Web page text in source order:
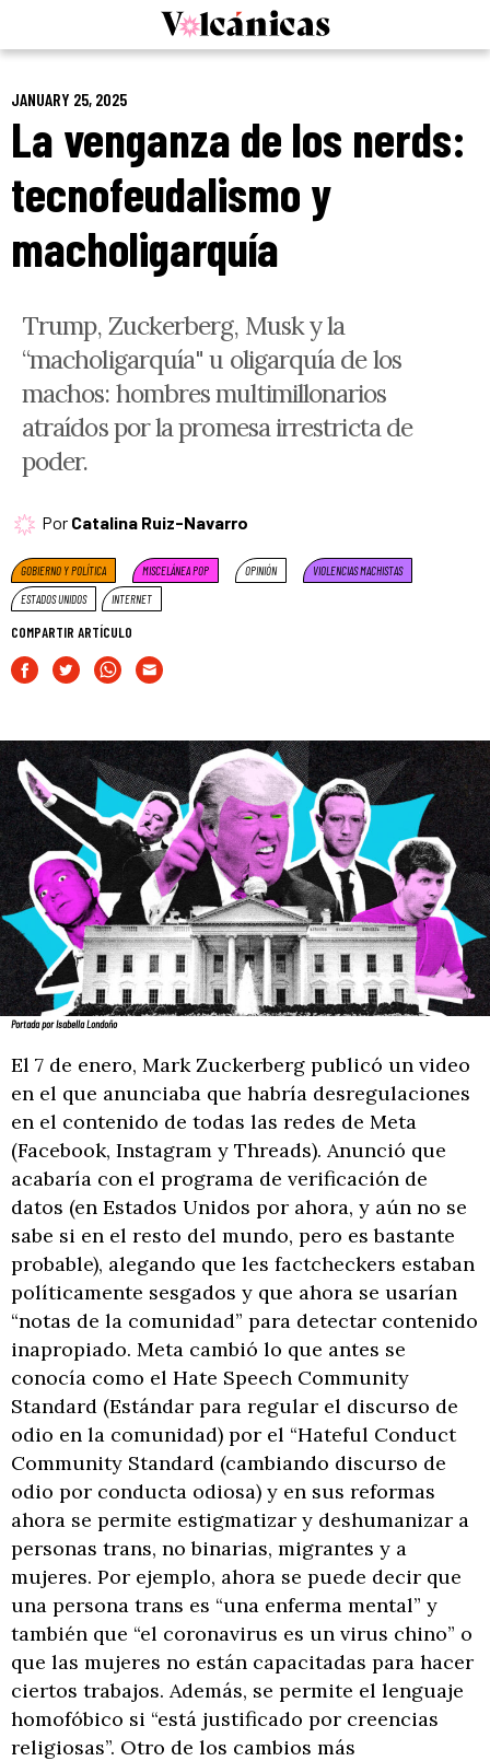
JANUARY 25, 2025
La venganza de los nerds:
tecnofeudalismo y
macholigarquía
Trump, Zuckerberg, Musk y la
“macholigarquía" u oligarquía de los
machos: hombres multimillonarios
atraídos por la promesa irrestricta de
poder.
Por Catalina Ruiz-Navarro
GOBIERNO Y POLÍTICA MISCELÁNEA POP OPINIÓN
VIOLENCIAS MACHISTAS
ESTADOS UNIDOS
INTERNET
COMPARTIR ARTÍCULO
Portada por Isabella Londoño
El 7 de enero, Mark Zuckerberg publicó un video
en el que anunciaba que habría desregulaciones
en el contenido de todas las redes de Meta
(Facebook, Instagram y Threads). Anunció que
acabaría con el programa de verificación de
datos (en Estados Unidos por ahora, y aún no se
sabe si en el resto del mundo, pero es bastante
probable), alegando que les factcheckers estaban
políticamente sesgados y que ahora se usarían
“notas de la comunidad” para detectar contenido
inapropiado. Meta cambió lo que antes se
conocía como el Hate Speech Community
Standard (Estándar para regular el discurso de
odio en la comunidad) por el “Hateful Conduct
Community Standard (cambiando discurso de
odio por conducta odiosa) y en sus reformas
ahora se permite estigmatizar y deshumanizar a
personas trans, no binarias, migrantes y a
mujeres. Por ejemplo, ahora se puede decir que
una persona trans es “una enferma mental” y
también que “el coronavirus es un virus chino” o
que las mujeres no están capacitadas para hacer
ciertos trabajos. Además, se permite el lenguaje
homofóbico si “está justificado por creencias
religiosas”. Otro de los cambios más